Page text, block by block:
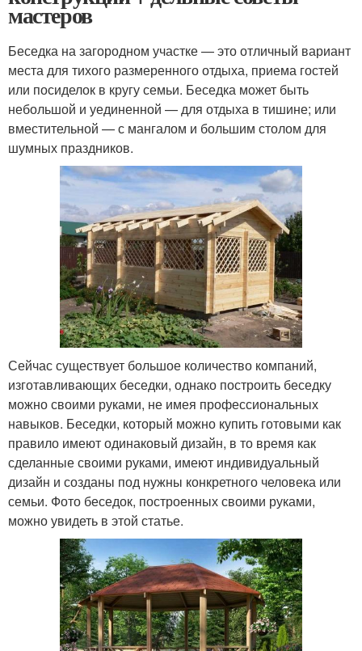
мастеров
Беседка на загородном участке — это отличный вариант
места для тихого размеренного отдыха, приема гостей
или посиделок в кругу семьи. Беседка может быть
небольшой и уединенной — для отдыха в тишине; или
вместительной — с мангалом и большим столом для
шумных праздников.
Сейчас существует большое количество компаний,
изготавливающих беседки, однако построить беседку
можно своими руками, не имея профессиональных
навыков. Беседки, который можно купить готовыми как
правило имеют одинаковый дизайн, в то время как
сделанные своими руками, имеют индивидуальный
дизайн и созданы под нужны конкретного человека или
семьи. Фото беседок, построенных своими руками,
можно увидеть в этой статье.